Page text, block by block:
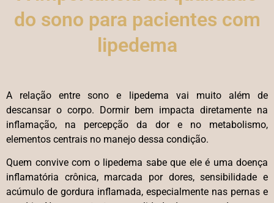
do sono para pacientes com
lipedema
A relação entre sono e lipedema vai muito além de
descansar o corpo. Dormir bem impacta diretamente na
inflamação, na percepção da dor e no metabolismo,
elementos centrais no manejo dessa condição.
Quem convive com o lipedema sabe que ele é uma doença
inflamatória crônica, marcada por dores, sensibilidade e
acúmulo de gordura inflamada, especialmente nas pernas e